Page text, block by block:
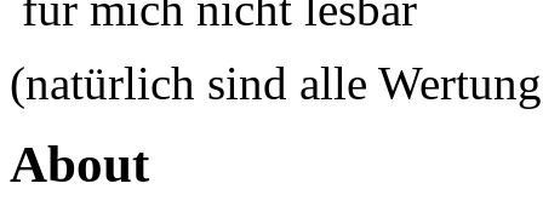
(natürlich sind alle
About